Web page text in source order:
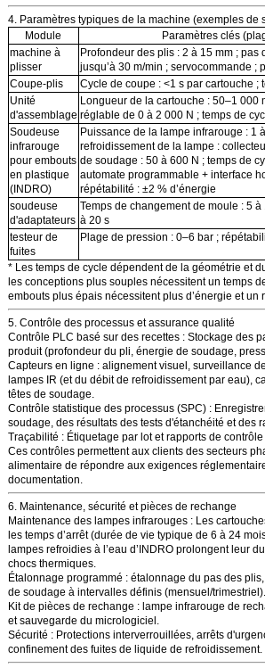
4. Paramètres typiques de la machine (exemples de
Module
Paramètres clés
machine à
plisser
Profondeur des plis : 2 à 15 mm ; pas
jusqu’à 30 m/min ; servocommande ;
Coupe-plis
Cycle de coupe : <1 s par cartouche ;
Unité
d'assemblage
Longueur de la cartouche : 50–1 000
réglable de 0 à 2 000 N ; temps de
Soudeuse
infrarouge
pour embouts
en plastique
(INDRO)
Puissance de la lampe infrarouge : 1
refroidissement de la lampe :
de soudage : 50 à 600 N ; temps de
automate programmable + interface
répétabilité : ±2 % d’énergie
soudeuse
d'adaptateurs
Temps de changement de moule : 5
à 20 s
testeur de
fuites
Plage de pression : 0–6 bar ;
* Les temps de cycle dépendent de la géométrie et
les conceptions plus souples nécessitent un temps
embouts plus épais nécessitent plus d’énergie et un
5. Contrôle des processus et assurance qualité
Contrôle PLC basé sur des recettes: Stockage des
produit (profondeur du pli, énergie de soudage,
Capteurs en ligne : alignement visuel, surveillance
lampes IR (et du débit de refroidissement par eau),
têtes de soudage.
Contrôle statistique des processus (SPC):
soudage, des résultats des tests d'étanchéité et des
Traçabilité : Étiquetage par lot et rapports de
Ces contrôles permettent aux clients des secteurs
alimentaire de répondre aux exigences
documentation.
6. Maintenance, sécurité et pièces de rechange
Maintenance des lampes infrarouges: Les
les temps d’arrêt (durée de vie typique de 6 à 24
lampes refroidies à l’eau d’INDRO prolongent leur
chocs thermiques.
Étalonnage programmé : étalonnage du pas des
de soudage à intervalles définis (mensuel/trimestriel).
Kit de pièces de rechange : lampe infrarouge de
et sauvegarde du micrologiciel.
Sécurité : Protections interverrouillées, arrêts
confinement des fuites de liquide de refroidissement.